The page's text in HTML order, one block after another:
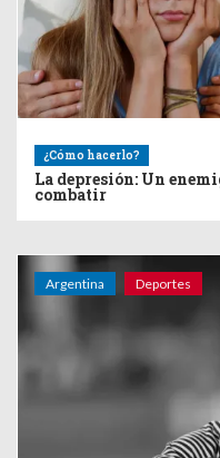
¿Cómo hacerlo?
La depresión: Un
combatir
Argentina Deportes